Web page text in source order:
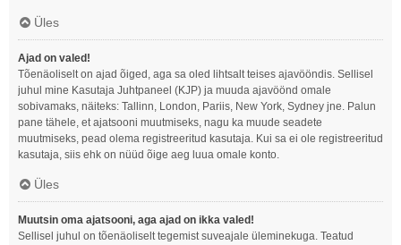
Üles
Ajad on valed!
Tõenäoliselt on ajad õiged, aga sa oled lihtsalt teises ajavööndis. Sellisel
juhul mine Kasutaja Juhtpaneel (KJP) ja muuda ajavöönd omale
sobivamaks, näiteks: Tallinn, London, Pariis, New York, Sydney jne. Palun
pane tähele, et ajatsooni muutmiseks, nagu ka muude seadete
muutmiseks, pead olema registreeritud kasutaja. Kui sa ei ole registreeritud
kasutaja, siis ehk on nüüd õige aeg luua omale konto.
Üles
Muutsin oma ajatsooni, aga ajad on ikka valed!
Sellisel juhul on tõenäoliselt tegemist suveajale üleminekuga. Teatud